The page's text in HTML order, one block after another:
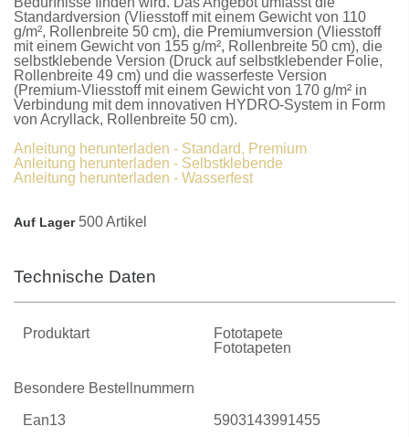
Standardversion (Vliesstoff mit einem Gewicht von 110
g/m², Rollenbreite 50 cm), die Premiumversion (Vliesstoff
mit einem Gewicht von 155 g/m², Rollenbreite 50 cm), die
selbstklebende Version (Druck auf selbstklebender Folie,
Rollenbreite 49 cm) und die wasserfeste Version
(Premium-Vliesstoff mit einem Gewicht von 170 g/m² in
Verbindung mit dem innovativen HYDRO-System in Form
von Acryllack, Rollenbreite 50 cm).
Anleitung herunterladen - Standard, Premium
Anleitung herunterladen - Selbstklebende
Anleitung herunterladen - Wasserfest
Auf Lager 500 Artikel
Technische Daten
Produktart
Fototapete
Fototapeten
Besondere Bestellnummern
Ean13 5903143991455